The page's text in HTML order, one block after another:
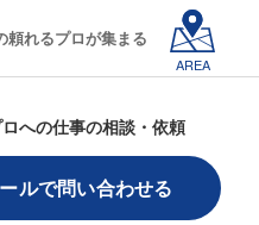
頼れるプロが集まる
AREA
への仕事の相談・依頼
ルで問い合わせる